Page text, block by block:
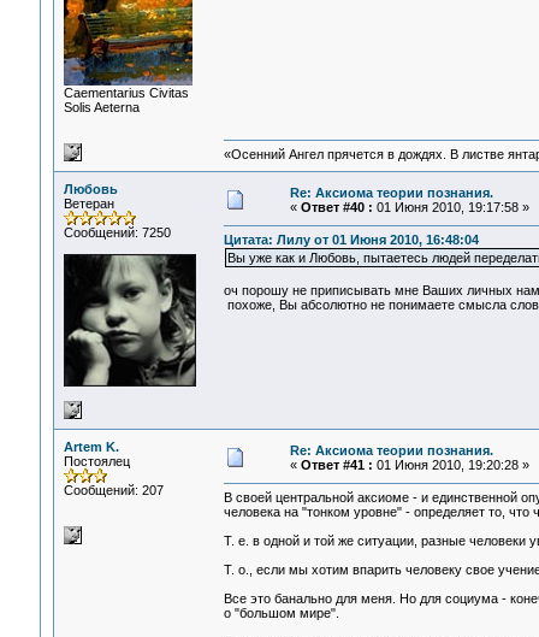
Сaementarius Civitas
Solis Aeterna
«Осенний Ангел прячется в дождях. В листве
Любовь
Ветеран
Сообщений: 7250
Re: Аксиома теории познания.
« Ответ #40 : 01 Июня 2010, 19:17:58 »
Цитата: Лилу от 01 Июня 2010, 16:48:04
Вы уже как и Любовь, пытаетесь людей
оч порошу не приписывать мне Ваших личных
похоже, Вы абсолютно не понимаете смысла
Artem K.
Постоялец
Сообщений: 207
Re: Аксиома теории познания.
« Ответ #41 : 01 Июня 2010, 19:20:28 »
В своей центральной аксиоме - и единственной
человека на "тонком уровне" - определяет то,
Т. е. в одной и той же ситуации, разные человеки
Т. о., если мы хотим впарить человеку свое
Все это банально для меня. Но для социума -
о "большом мире".